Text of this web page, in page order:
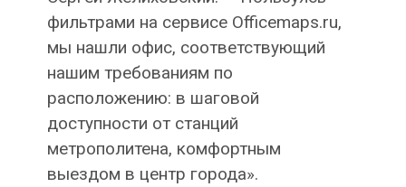
фильтрами на сервисе Officemaps.ru,
мы нашли офис, соответствующий
нашим требованиям по
расположению: в шаговой
доступности от станций
метрополитена, комфортным
выездом в центр города».